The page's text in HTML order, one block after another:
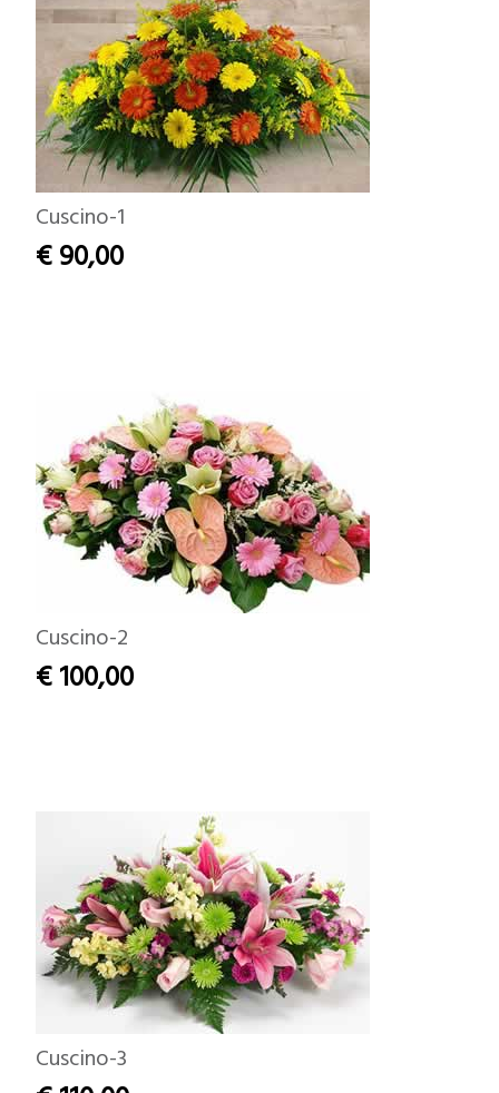
Cuscino-1
€ 90,00
Cuscino-2
€ 100,00
Cuscino-3